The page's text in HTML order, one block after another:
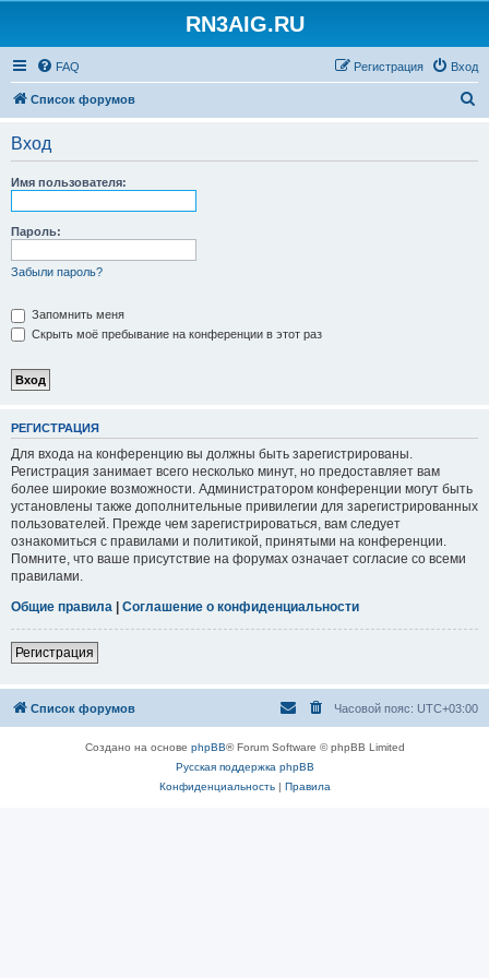
RN3AIG.RU
FAQ Вход
Регистрация
Список форумов
Вход
Имя пользователя:
Пароль:
Забыли пароль?
Запомнить меня
Скрыть моё пребывание на конференции в этот раз
РЕГИСТРАЦИЯ
Для входа на конференцию вы должны быть зарегистрированы.
Регистрация занимает всего несколько минут, но предоставляет вам
более широкие возможности. Администратором конференции могут быть
установлены также дополнительные привилегии для зарегистрированных
пользователей. Прежде чем зарегистрироваться, вам следует
ознакомиться с правилами и политикой, принятыми на конференции.
Помните, что ваше присутствие на форумах означает согласие со всеми
правилами.
Общие правила | Соглашение о конфиденциальности
Регистрация
Список форумов Часовой пояс: UTC+03:00
Создано на основе phpBB® Forum Software © phpBB Limited
Русская поддержка phpBB
Конфиденциальность| Правила